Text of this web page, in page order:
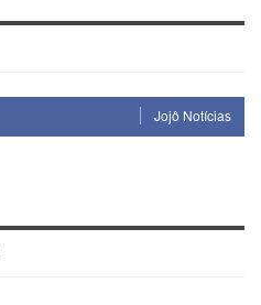
Jojô Notícias